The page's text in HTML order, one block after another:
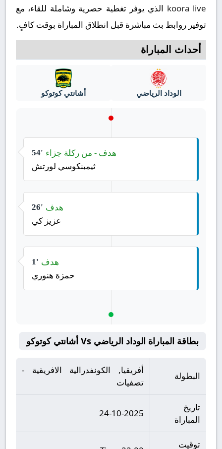
koora live الذي يوفر تغطية حصرية وشاملة للقاء، مع
توفير روابط بث مباشرة قبل انطلاق المباراة بوقت كافٍ.
أحداث المباراة
الوداد الرياضي أشانتي كوتوكو
54' هدف - من ركلة جزاء
ثيمبنكوسي لورتش
26' هدف
عزيز كي
1' هدف
حمزة هنوري
بطاقة المباراة الوداد الرياضي Vs أشانتي كوتوكو
البطولة
أفريقيا, الكونفدرالية الافريقية -
تصفيات
تاريخ
المباراة
24-10-2025
توقيت